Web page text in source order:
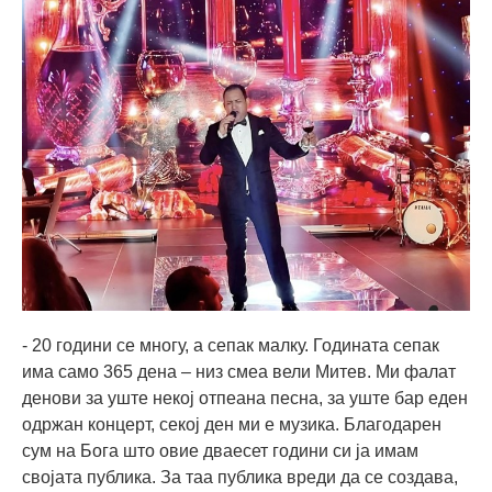
- 20 години се многу, а сепак малку. Годината сепак
има само 365 дена – низ смеа вели Митев. Ми фалат
денови за уште некој отпеана песна, за уште бар еден
одржан концерт, секој ден ми е музика. Благодарен
сум на Бога што овие дваесет години си ја имам
својата публика. За таа публика вреди да се создава,